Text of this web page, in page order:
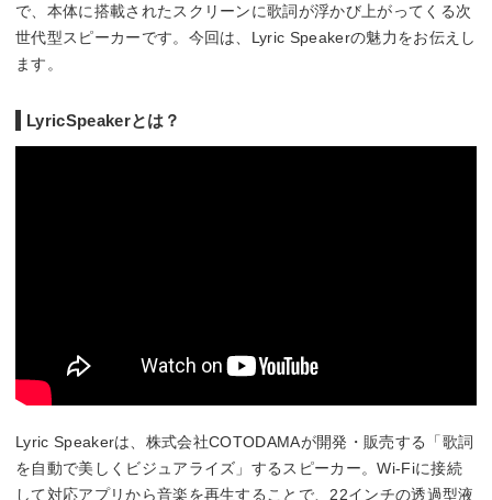
で、本体に搭載されたスクリーンに歌詞が浮かび上がってくる次
世代型スピーカーです。今回は、Lyric Speakerの魅力をお伝えし
ます。
LyricSpeakerとは？
Lyric Speakerは、株式会社COTODAMAが開発・販売する「歌詞
を自動で美しくビジュアライズ」するスピーカー。Wi-Fiに接続
して対応アプリから音楽を再生することで、22インチの透過型液